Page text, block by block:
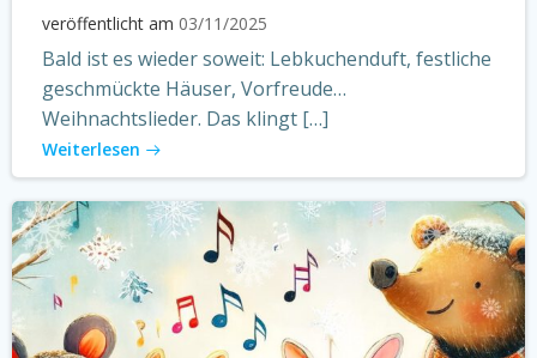
veröffentlicht am 03/11/2025
Bald ist es wieder soweit: Lebkuchenduft, festliche
geschmückte Häuser, Vorfreude…
Weihnachtslieder. Das klingt […]
Weiterlesen